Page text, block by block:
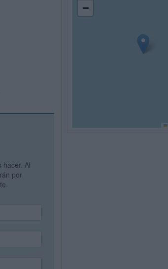
hacer. Al
por
−